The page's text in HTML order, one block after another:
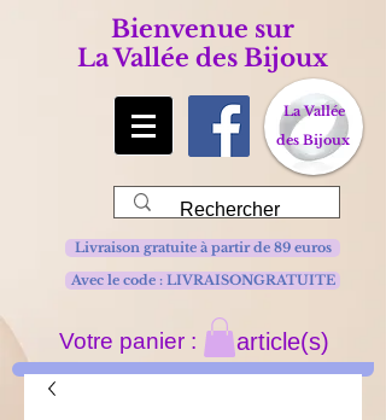
Bienvenue sur
La Vallée des Bijoux
La Vallée
des Bijoux
Avec le code : LIVRAISONGRATUITE
Livraison gratuite à partir de 89 euros
Votre panier : article(s)